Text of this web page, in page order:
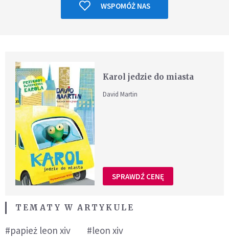
WSPOMÓŻ NAS
Karol jedzie do miasta
David Martin
SPRAWDŹ CENĘ
TEMATY W ARTYKULE
#papież leon xiv #leon xiv